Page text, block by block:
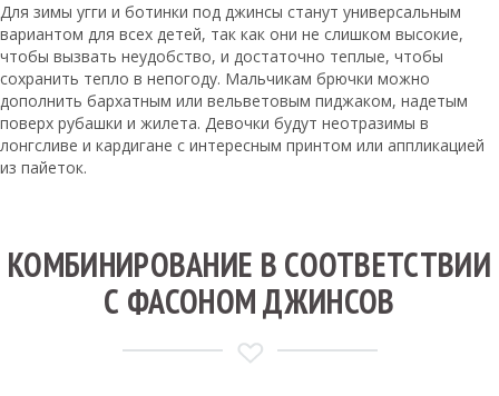
Для зимы угги и ботинки под джинсы станут универсальным
вариантом для всех детей, так как они не слишком высокие,
чтобы вызвать неудобство, и достаточно теплые, чтобы
сохранить тепло в непогоду. Мальчикам брючки можно
дополнить бархатным или вельветовым пиджаком, надетым
поверх рубашки и жилета. Девочки будут неотразимы в
лонгсливе и кардигане с интересным принтом или аппликацией
из пайеток.
КОМБИНИРОВАНИЕ В СООТВЕТСТВИИ
С ФАСОНОМ ДЖИНСОВ